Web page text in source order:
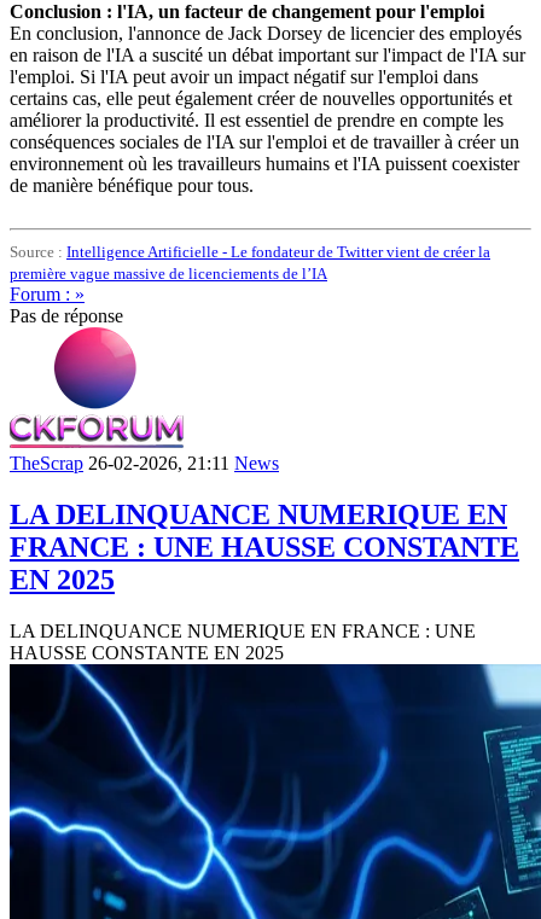
Conclusion : l'IA, un facteur de changement pour l'emploi
En conclusion, l'annonce de Jack Dorsey de licencier des employés
en raison de l'IA a suscité un débat important sur l'impact de l'IA sur
l'emploi. Si l'IA peut avoir un impact négatif sur l'emploi dans
certains cas, elle peut également créer de nouvelles opportunités et
améliorer la productivité. Il est essentiel de prendre en compte les
conséquences sociales de l'IA sur l'emploi et de travailler à créer un
environnement où les travailleurs humains et l'IA puissent coexister
de manière bénéfique pour tous.
Source : Intelligence Artificielle - Le fondateur de Twitter vient de créer la
première vague massive de licenciements de l’IA
Forum : »
Pas de réponse
TheScrap 26-02-2026, 21:11 News
LA DELINQUANCE NUMERIQUE EN
FRANCE : UNE HAUSSE CONSTANTE
EN 2025
LA DELINQUANCE NUMERIQUE EN FRANCE : UNE
HAUSSE CONSTANTE EN 2025